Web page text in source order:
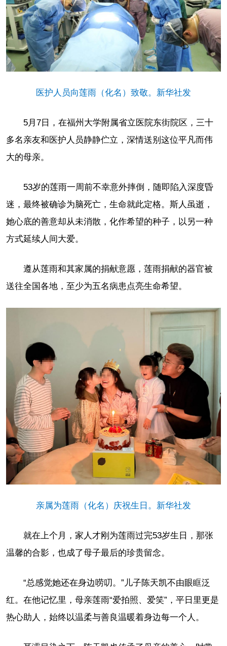
医护人员向莲雨（化名）致敬。新华社发
5月7日，在福州大学附属省立医院东街院区，三十
多名亲友和医护人员静静伫立，深情送别这位平凡而伟
大的母亲。
53岁的莲雨一周前不幸意外摔倒，随即陷入深度昏
迷，最终被确诊为脑死亡，生命就此定格。斯人虽逝，
她心底的善意却从未消散，化作希望的种子，以另一种
方式延续人间大爱。
遵从莲雨和其家属的捐献意愿，莲雨捐献的器官被
送往全国各地，至少为五名病患点亮生命希望。
亲属为莲雨（化名）庆祝生日。新华社发
就在上个月，家人才刚为莲雨过完53岁生日，那张
温馨的合影，也成了母子最后的珍贵留念。
“总感觉她还在身边唠叨。”儿子陈天凯不由眼眶泛
红。在他记忆里，母亲莲雨“爱拍照、爱笑”，平日里更是
热心助人，始终以温柔与善良温暖着身边每一个人。